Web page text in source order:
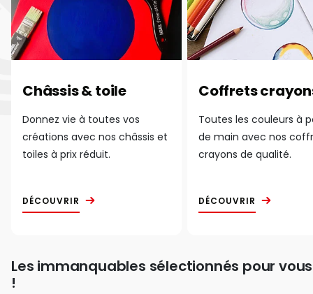
Châssis & toile
Donnez vie à toutes vos
créations avec nos châssis et
toiles à prix réduit.
DÉCOUVRIR
Coffrets
Toutes les couleurs à
de main avec nos
crayons de qualité.
DÉCOUVRIR
Les immanquables sélectionnés pour vous
!